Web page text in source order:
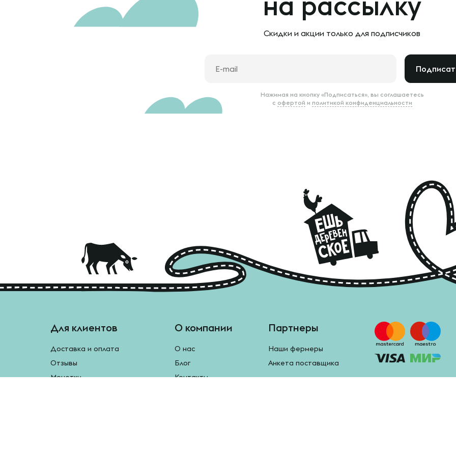
Скидки и акции только для подписчиков
Нажимая на кнопку «Подписаться», вы соглашаетесь
с офертой и политикой конфиденциальности
Для клиентов
Доставка и оплата
Отзывы
Монетки
О компании
О нас
Блог
Контакты
Партнеры
Наши фермеры
Анкета поставщика